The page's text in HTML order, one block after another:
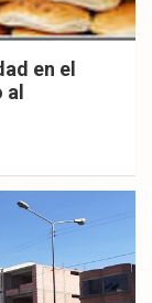
en el
al